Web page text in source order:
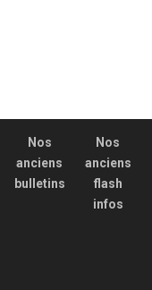
Nos
anciens
bulletins
Nos
anciens
flash
infos